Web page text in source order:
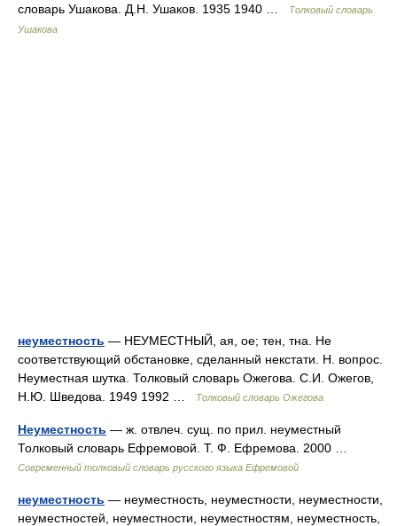
словарь Ушакова. Д.Н. Ушаков. 1935 1940 …
Толковый словарь
Ушакова
неуместность — НЕУМЕСТНЫЙ, ая, ое; тен, тна. Не
соответствующий обстановке, сделанный некстати. Н. вопрос.
Неуместная шутка. Толковый словарь Ожегова. С.И. Ожегов,
Н.Ю. Шведова. 1949 1992 …
Толковый словарь Ожегова
Неуместность — ж. отвлеч. сущ. по прил. неуместный
Толковый словарь Ефремовой. Т. Ф. Ефремова. 2000 …
Современный толковый словарь русского языка Ефремовой
неуместность — неуместность, неуместности, неуместности,
неуместностей, неуместности, неуместностям, неуместность,